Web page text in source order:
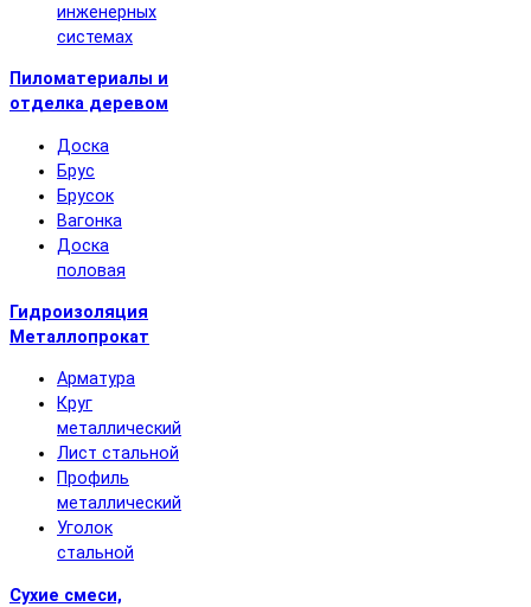
инженерных
системах
Пиломатериалы и
отделка деревом
Доска
Брус
Брусок
Вагонка
Доска
половая
Гидроизоляция
Металлопрокат
Арматура
Круг
металлический
Лист стальной
Профиль
металлический
Уголок
стальной
Сухие смеси,